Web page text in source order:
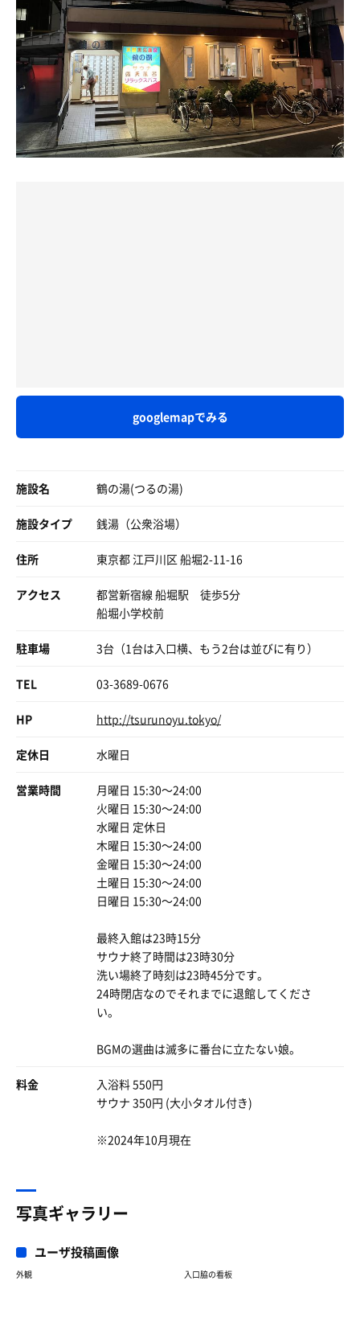
【外気浴】
露天風呂にはととのい椅子が2脚。競争率が激しいが運良
く座れました。トワイライトタイムのグラデーションがか
かった空を見ながら、めっちゃ心地良い風に吹かれながら
昇天✨
江戸川区銭湯巡り最後にして1番ガッツリととのい頂きま
した〜😇やはり外気浴は大正義です。
【露天風呂】
☆乙女湯 …黒鉱泉水風呂
☆仁岸湯 …アチアチ昭和ｽﾄﾛﾝｸﾞ
☆鶴の湯 …黒湯天然温泉露天風呂
どの銭湯も特徴的で素晴らしく、レベルが高すぎてかなり
行くか悩むなぁ😙
温浴は内湯左からリラックスバス、白湯、仕切りを挟ん
で、黒湯の天然温泉。パワーワード。ぼっこぼこだけど細
かめのバイブラがとっても気持ち良い。こりゃ良いわとた
め息を漏らす。露天にも同じ天然温泉。少し湯温低めの岩
風呂。
♯サウナ ★★★★☆
これまたアッと驚きの真っ新なサウナ室。木板や座面床
面、その全てが艶やか。最近できたばかり？と目を疑うほ
ど。二段掛けストレートと思いきや、少しだけウェーブし
温浴の黒湯であったようなバイブラを何で使わないの！と
モヤモヤ。是非導入を検討いただきたい。冬場は冷えるの
かな？まあ、それでも大満足の水風呂。★4.5！
露天スペースにこじんまりと椅子が二脚。しっかりと外気
浴も出来るじゃないの。おじさん、たまげたよ。江戸川区
にはこんな良い銭湯があったのね。そんなことを考えなが
ら、視線を下にずらすと狸の置物。癒。
計3セット。91点。銭湯サウナとしては破格のレベル。ま
リニューアル宮造り銭湯。とても綺麗なフロント周りに脱
衣所には、お洒落な音楽なんかも流れてたり、かわいい金
魚の置物があったりと。金曜夜、浴場はなかなかの賑わ
い。さすが江戸川な活気。高い天井白い壁。ペンキ絵はな
くタイルで差し色が入ったような浴場。カランと椅子が高
くて使いやすいし、優先席も作られてる。サウナの人には
キーとタオル二種。
まずは白湯から。40度表示だけど結構しっかり熱い。しか
ば。ガス遠赤外線ストーブ。104度表示。TV有。
めらかなやさしさ。休憩も何もここで意識なくなりそう。
冷たかったらぶっ飛ぶ温冷になるけど、これもこれでええ
てみたい。
#休憩スペース
露天に椅子二つ。あぁ、微かな風が肌を撫でる。いきなり
googlemapでみる
施設名 鶴の湯(つるの湯)
施設タイプ 銭湯（公衆浴場）
住所 東京都 江戸川区 船堀2-11-16
アクセス
都営新宿線 船堀駅 徒歩5分
船堀小学校前
駐車場 3台（1台は入口横、もう2台は並びに有り）
TEL 03-3689-0676
HP http://tsurunoyu.tokyo/
定休日 水曜日
営業時間
月曜日 15:30〜24:00
火曜日 15:30〜24:00
水曜日 定休日
木曜日 15:30〜24:00
金曜日 15:30〜24:00
土曜日 15:30〜24:00
日曜日 15:30〜24:00
最終入館は23時15分
サウナ終了時間は23時30分
洗い場終了時刻は23時45分です。
24時閉店なのでそれまでに退館してくださ
い。
BGMの選曲は滅多に番台に立たない娘。
料金
入浴料 550円
サウナ 350円 (大小タオル付き)
※2024年10月現在
写真ギャラリー
ユーザ投稿画像
外観 入口脇の看板